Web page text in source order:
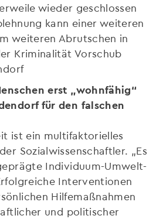
wieder geschlossen
kann einer weiteren
weiteren Abrutschen in
Kriminalität Vorschub
erst „wohnfähig“
für den falschen
ist ein multifaktorielles
Sozialwissenschaftler. „Es
Individuum-Umwelt-
Interventionen
Hilfemaßnahmen
und politischer